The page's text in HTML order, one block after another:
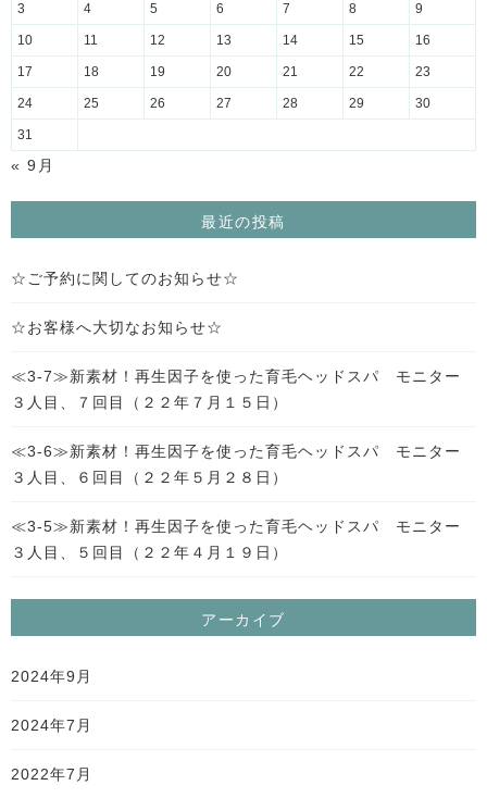
3 4 5 6 7 8 9
10 11 12 13 14 15 16
17 18 19 20 21 22 23
24 25 26 27 28 29 30
31
« 9月
最近の投稿
☆ご予約に関してのお知らせ☆
☆お客様へ大切なお知らせ☆
≪3-7≫新素材！再生因子を使った育毛ヘッドスパ モニター
３人目、７回目（２２年７月１５日）
≪3-6≫新素材！再生因子を使った育毛ヘッドスパ モニター
３人目、６回目（２２年５月２８日）
≪3-5≫新素材！再生因子を使った育毛ヘッドスパ モニター
３人目、５回目（２２年４月１９日）
アーカイブ
2024年9月
2024年7月
2022年7月